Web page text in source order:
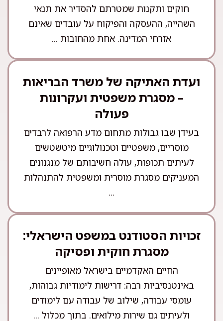
חוקים ותקנות שמטרתם להסדיר את תנאי
השהייה, ההעסקה והפיקוח על עובדים שאינם
אזרחי המדינה. אחת מהחובות ...
ועדת האתיקה של משרד הבריאות
– מסגרת משפטית ועקרונות
פעולה
בעידן שבו גבולות מתחום מדע הרפואה לרבדים
מוסריים, משפטיים וטכנולוגיים מיטשטשים
לעיתים תכופות, עולה חשיבותם של מנגנונים
המעניקים מסגרת מוסרית ומשפטית להתנהלות
...
זכויות הסטודנט במשפט הישראלי:
מסגרת חוקית ופסיקה
החיים האקדמיים בישראל מאופיינים
באינטנסיביות רבה: דרישות לימודיות גבוהות,
עומסי עבודה, שילוב של עבודה עם לימודים
ולעיתים גם שירות מילואים. בתוך מכלול ...